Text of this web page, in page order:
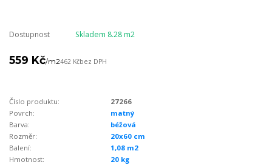
Dostupnost Skladem 8.28 m2
559 Kč/m2462 Kčbez DPH
Číslo produktu:
27266
Povrch:
matný
Barva:
béžová
Rozměr:
20x60 cm
Balení:
1,08 m2
Hmotnost:
20 kg